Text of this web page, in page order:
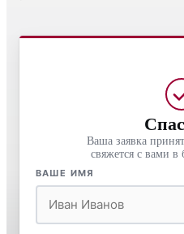
Ваша заявка
свяжется с вами в
ВАШЕ ИМЯ